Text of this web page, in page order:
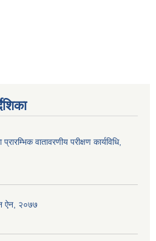
वातावरणीय परीक्षण कार्यविधि,
ऐन, २०७७